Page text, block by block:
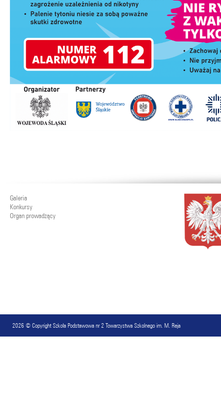
Galeria
Konkursy
Organ prowadzący
2026 © Copyright Szkoła Podstawowa nr 2 Towarzystwa Szkolnego im. M. Reja